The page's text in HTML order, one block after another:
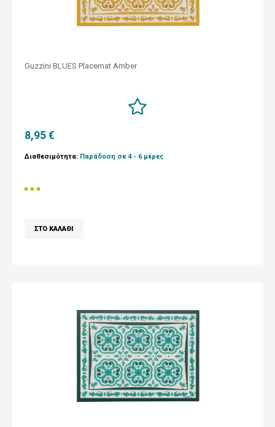
Guzzini BLUES Placemat Amber
8,95 €
Διαθεσιμότητα: Παράδοση σε 4 - 6 μέρες